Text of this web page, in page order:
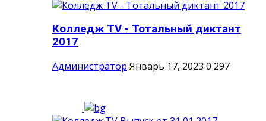
Колледж TV - Тотальный диктант
2017
Администратор Январь 17, 2023 0 297